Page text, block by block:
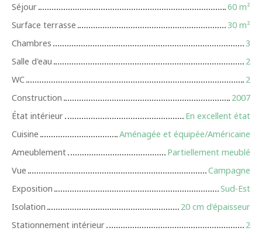
Séjour
60 m²
Surface terrasse
30 m²
Chambres
3
Salle d'eau
2
WC
2
Construction
2007
État intérieur
En excellent état
Cuisine
Aménagée et équipée/Américaine
Ameublement
Partiellement meublé
Vue
Campagne
Exposition
Sud-Est
Isolation
20 cm d'épaisseur
Stationnement intérieur
2